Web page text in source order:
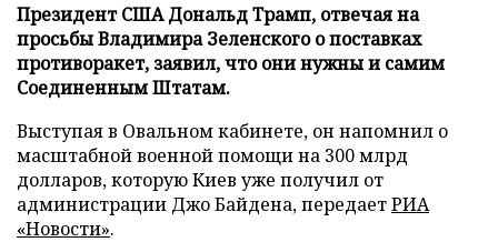
Президент США Дональд Трамп, отвечая на
просьбы Владимира Зеленского о поставках
противоракет, заявил, что они нужны и самим
Соединенным Штатам.
Выступая в Овальном кабинете, он напомнил о
масштабной военной помощи на 300 млрд
долларов, которую Киев уже получил от
администрации Джо Байдена, передаетРИА
«Новости».